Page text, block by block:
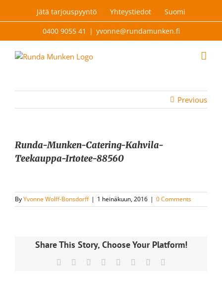
Jätä tarjouspyyntö Yhteystiedot Suomi
0400 9055 41 | yvonne@rundamunken.fi
Previous
Runda-Munken-Catering-Kahvila-
Teekauppa-Irtotee-88560
ByYvonne Wolff-Bonsdorff | 1 heinäkuun, 2016 | 0 Comments
Share This Story, Choose Your Platform!
Facebook Reddit LinkedIn
TumblrPinterest